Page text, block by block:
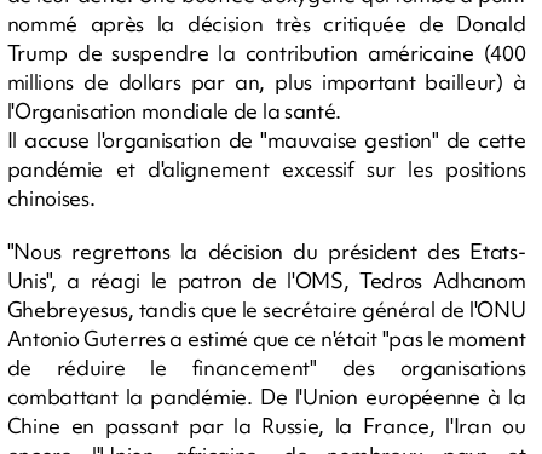
nommé après la décision très critiquée de Donald
Trump de suspendre la contribution américaine (400
millions de dollars par an, plus important bailleur) à
l'Organisation mondiale de la santé.
Il accuse l'organisation de "mauvaise gestion" de cette
pandémie et d'alignement excessif sur les positions
chinoises.
"Nous regrettons la décision du président des Etats-
Unis", a réagi le patron de l'OMS, Tedros Adhanom
Ghebreyesus, tandis que le secrétaire général de l'ONU
Antonio Guterres a estimé que ce n'était "pas le moment
de réduire le financement" des organisations
combattant la pandémie. De l'Union européenne à la
Chine en passant par la Russie, la France, l'Iran ou